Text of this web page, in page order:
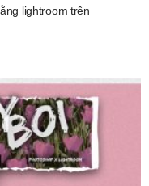
lightroom trên